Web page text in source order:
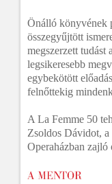
Önálló könyvének
összegyűjtött
megszerzett tudást
legsikeresebb
egybekötött
felnőttekig
A La Femme 50
Zsoldos Dávidot,
Operaházban zajló